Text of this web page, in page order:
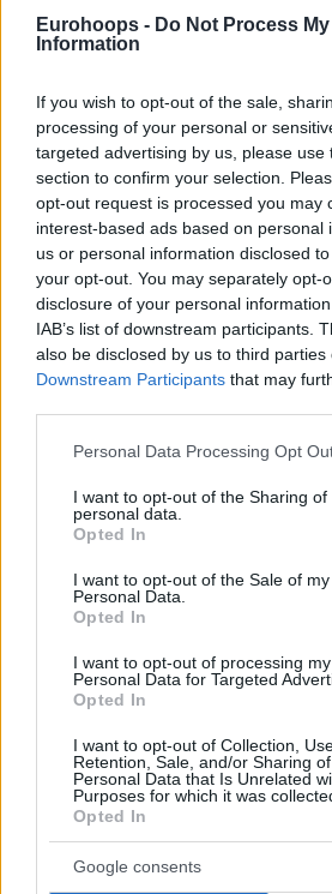
Eurohoops - Do Not Process
Information
If you wish to opt-out of the sale,
processing of your personal or
targeted advertising by us, please use
section to confirm your selection.
opt-out request is processed you may
interest-based ads based on personal
us or personal information disclosed
your opt-out. You may separately opt-
disclosure of your personal
IAB’s list of downstream participants.
also be disclosed by us to third parties
Downstream Participants that may
Please note that this website/app uses
not limited to your visit or usage
grant or deny consent to Google and
use your data for below specified
consent section.
Personal Data Processing Opt
I want to opt-out of the Sharing of
personal data.
Opted In
I want to opt-out of the Sale of my
Personal Data.
Opted In
I want to opt-out of processing my
Personal Data for Targeted
Opted In
I want to opt-out of Collection,
Retention, Sale, and/or Sharing
Personal Data that Is Unrelated
Purposes for which it was
Opted In
Google consents
– Νιώθω καλά και γερός, είχα και
προπονητή μου και των συμπαικτών
πέρα όλα γίνονται ευκολότερα
πάντα βγαίνει στο γήπεδο και πάντα
δεν γνωρίζει πόσο δούλεψα και
πιο δυνατός και έτοιμος.
Πώς είναι το επίπεδο εκεί;
– Είναι ένα πολύ ιδιαίτερο
που για να αποδόσεις πρέπει να